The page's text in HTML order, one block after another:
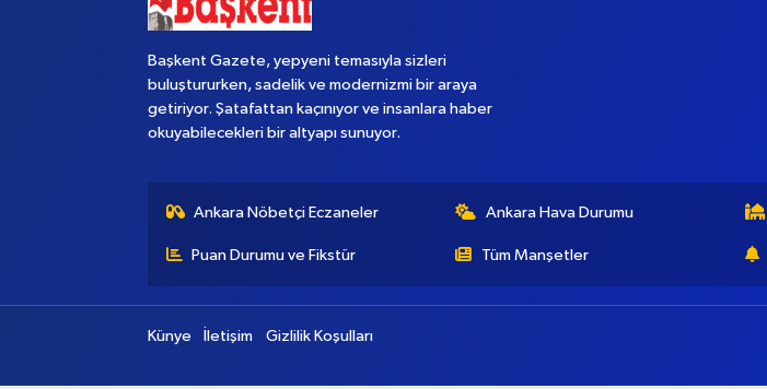
Başkent Gazete, yepyeni temasıyla sizleri
buluştururken, sadelik ve modernizmi bir araya
getiriyor. Şatafattan kaçınıyor ve insanlara haber
okuyabilecekleri bir altyapı sunuyor.
Ankara Nöbetçi Eczaneler Ankara Hava Durumu
Puan Durumu ve Fikstür Tüm Manşetler
Künye İletişim Gizlilik Koşulları